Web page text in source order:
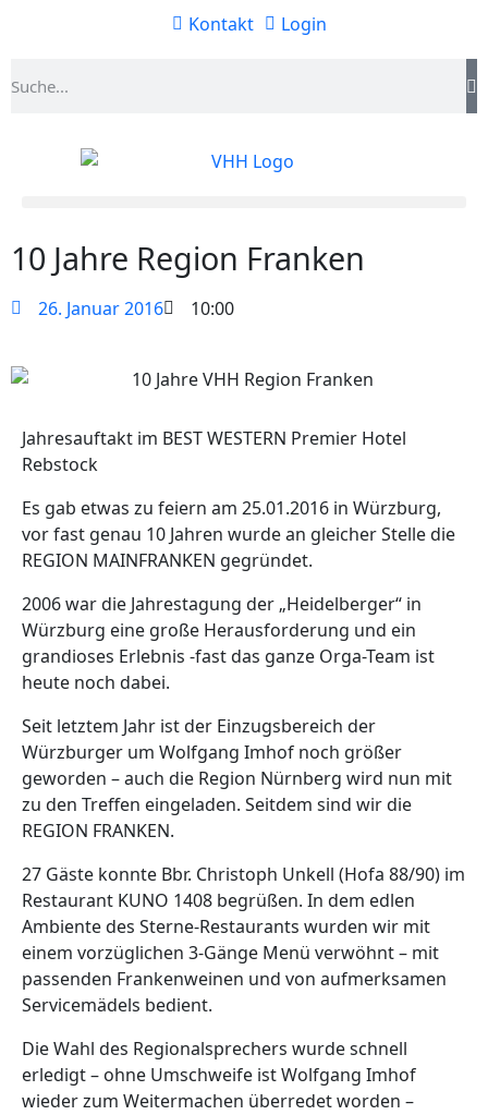
Kontakt Login
10 Jahre Region Franken
26. Januar 2016 10:00
Jahresauftakt im BEST WESTERN Premier Hotel
Rebstock
Es gab etwas zu feiern am 25.01.2016 in Würzburg,
vor fast genau 10 Jahren wurde an gleicher Stelle die
REGION MAINFRANKEN gegründet.
2006 war die Jahrestagung der „Heidelberger“ in
Würzburg eine große Herausforderung und ein
grandioses Erlebnis -fast das ganze Orga-Team ist
heute noch dabei.
Seit letztem Jahr ist der Einzugsbereich der
Würzburger um Wolfgang Imhof noch größer
geworden – auch die Region Nürnberg wird nun mit
zu den Treffen eingeladen. Seitdem sind wir die
REGION FRANKEN.
27 Gäste konnte Bbr. Christoph Unkell (Hofa 88/90) im
Restaurant KUNO 1408 begrüßen. In dem edlen
Ambiente des Sterne-Restaurants wurden wir mit
einem vorzüglichen 3-Gänge Menü verwöhnt – mit
passenden Frankenweinen und von aufmerksamen
Servicemädels bedient.
Die Wahl des Regionalsprechers wurde schnell
erledigt – ohne Umschweife ist Wolfgang Imhof
wieder zum Weitermachen überredet worden –